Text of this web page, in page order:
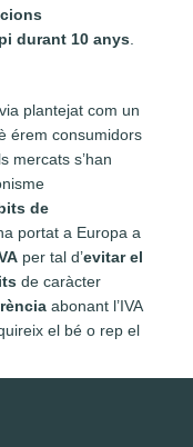
durant 10 anys
plantejat com un
érem consumidors
mercats s’han
de
portat a Europa a
per tal d’evitar el
de caràcter
abonant l’IVA
el bé o rep el